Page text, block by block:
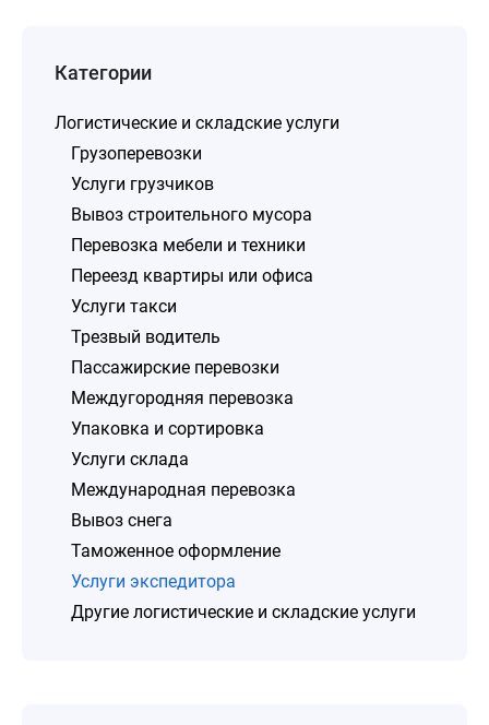
Категории
Логистические и складские услуги
Грузоперевозки
Услуги грузчиков
Вывоз строительного мусора
Перевозка мебели и техники
Переезд квартиры или офиса
Услуги такси
Трезвый водитель
Пассажирские перевозки
Междугородняя перевозка
Упаковка и сортировка
Услуги склада
Международная перевозка
Вывоз снега
Таможенное оформление
Услуги экспедитора
Другие логистические и складские услуги